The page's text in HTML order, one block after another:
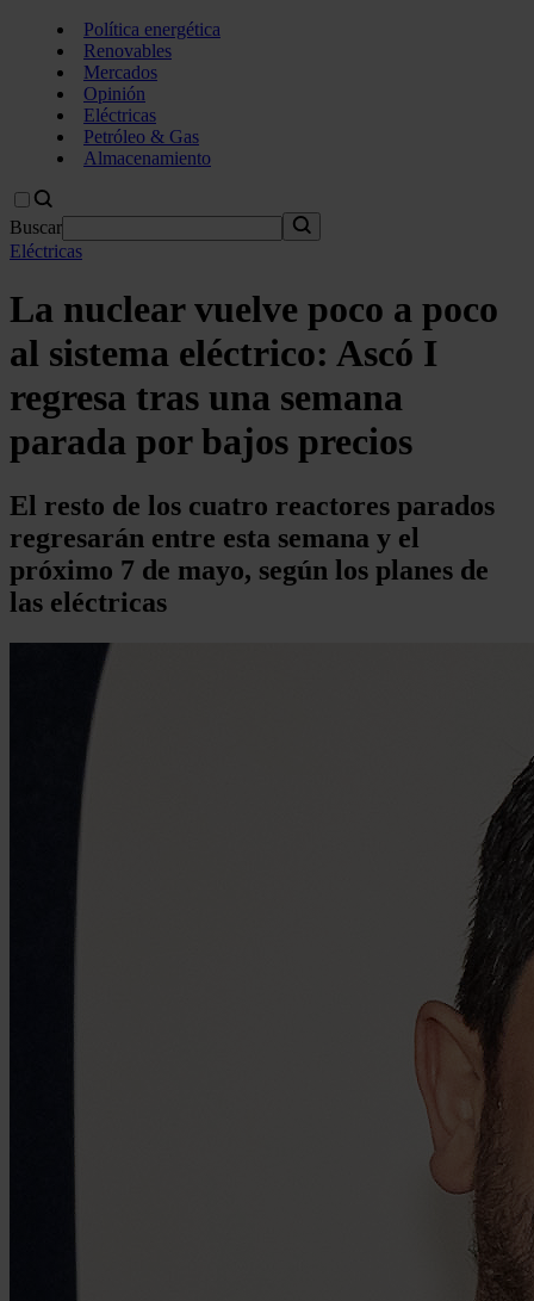
Política energética
Renovables
Mercados
Opinión
Eléctricas
Petróleo & Gas
Almacenamiento
Buscar
Eléctricas
La nuclear vuelve poco a poco
al sistema eléctrico: Ascó I
regresa tras una semana
parada por bajos precios
El resto de los cuatro reactores parados
regresarán entre esta semana y el
próximo 7 de mayo, según los planes de
las eléctricas